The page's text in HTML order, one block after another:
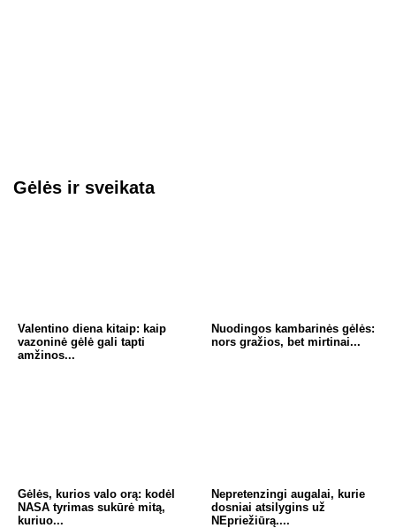
Gėlės ir sveikata
Valentino diena kitaip: kaip
vazoninė gėlė gali tapti
amžinos...
Nuodingos kambarinės gėlės:
nors gražios, bet mirtinai...
Gėlės, kurios valo orą: kodėl
NASA tyrimas sukūrė mitą,
kuriuo...
Nepretenzingi augalai, kurie
dosniai atsilygins už
NEpriežiūrą....